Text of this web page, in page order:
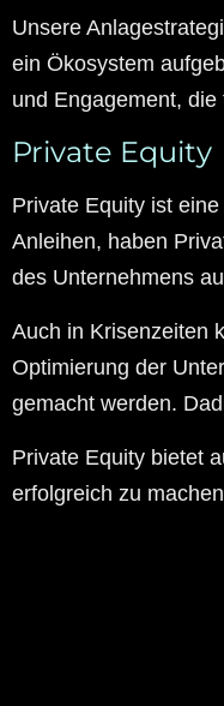
Unsere
ein Ökosystem
und Engagement,
Private Equity
Private Equity ist
Anleihen, haben
des Unternehmens
Auch in Krisenzeiten
Optimierung der
gemacht werden.
Private Equity bietet
erfolgreich zu